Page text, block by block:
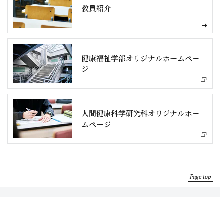
教員紹介
健康福祉学部オリジナルホームペー
ジ
人間健康科学研究科オリジナルホー
ムページ
Page top